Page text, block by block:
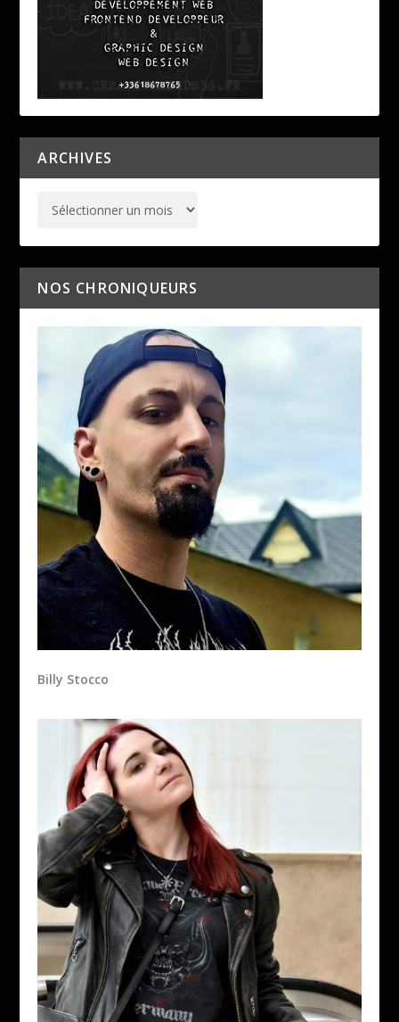
ARCHIVES
NOS CHRONIQUEURS
Billy Stocco